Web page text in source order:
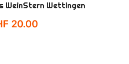
WeinStern Wettingen
20.00